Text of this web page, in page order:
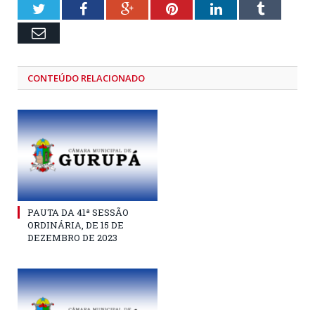
TwitterFacebookGoogle+PinterestLinkedInTumblr
Email
CONTEÚDO RELACIONADO
PAUTA DA 41ª SESSÃO
ORDINÁRIA, DE 15 DE
DEZEMBRO DE 2023